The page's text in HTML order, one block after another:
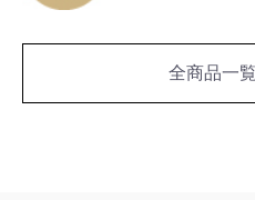
全商品一